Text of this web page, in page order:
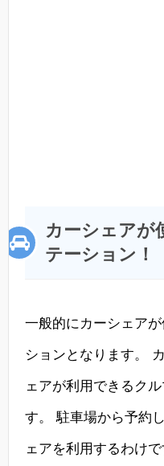
カーシェアが
テーション！
一般的にカーシェア
ションとなります。
ェアが利用できるク
す。 駐車場から予約
ェアを利用するわけで